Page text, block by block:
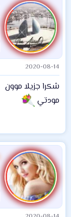
2020-08-14
شكرا جزيلا موون
مودتي